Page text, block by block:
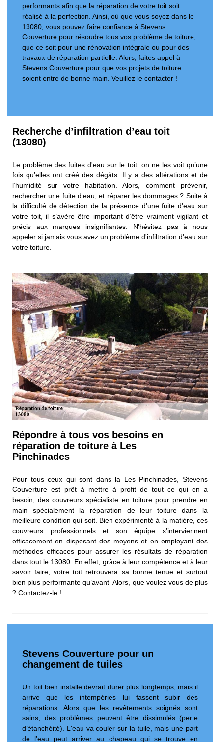
performants afin que la réparation de votre toit soit
réalisé à la perfection. Ainsi, où que vous soyez dans le
13080, vous pouvez faire confiance à Stevens
Couverture pour résoudre tous vos problème de toiture,
que ce soit pour une rénovation intégrale ou pour des
travaux de réparation partielle. Alors, faites appel à
Stevens Couverture pour que vos projets de toiture
soient entre de bonne main. Veuillez le contacter !
Recherche d’infiltration d’eau toit
(13080)
Le problème des fuites d'eau sur le toit, on ne les voit qu’une
fois qu’elles ont créé des dégâts. Il y a des altérations et de
l’humidité sur votre habitation. Alors, comment prévenir,
rechercher une fuite d'eau, et réparer les dommages ? Suite à
la difficulté de détection de la présence d'une fuite d'eau sur
votre toit, il s’avère être important d’être vraiment vigilant et
précis aux marques insignifiantes. N'hésitez pas à nous
appeler si jamais vous avez un problème d'infiltration d'eau sur
votre toiture.
Répondre à tous vos besoins en
réparation de toiture à Les
Pinchinades
Pour tous ceux qui sont dans la Les Pinchinades, Stevens
Couverture est prêt à mettre à profit de tout ce qui en a
besoin, des couvreurs spécialiste en toiture pour prendre en
main spécialement la réparation de leur toiture dans la
meilleure condition qui soit. Bien expérimenté à la matière, ces
couvreurs professionnels et son équipe s’interviennent
efficacement en disposant des moyens et en employant des
méthodes efficaces pour assurer les résultats de réparation
dans tout le 13080. En effet, grâce à leur compétence et à leur
savoir faire, votre toit retrouvera sa bonne tenue et surtout
bien plus performante qu’avant. Alors, que voulez vous de plus
? Contactez-le !
Stevens Couverture pour un
changement de tuiles
Un toit bien installé devrait durer plus longtemps, mais il
arrive que les intempéries lui fassent subir des
réparations. Alors que les revêtements soignés sont
sains, des problèmes peuvent être dissimulés (perte
d’étanchéité). L'eau va couler sur la tuile, mais une part
de l’eau peut arriver au chapeau qui se trouve en